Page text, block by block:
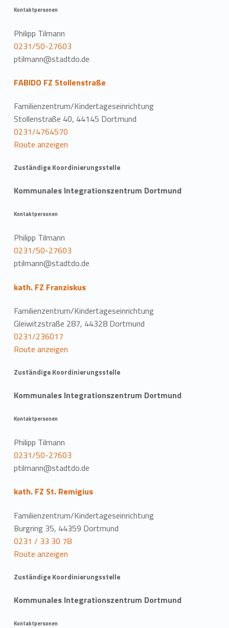
Kontaktpersonen
Philipp Tilmann
0231/50-27603
ptilmann@stadtdo.de
FABIDO FZ Stollenstraße
Familienzentrum/Kindertageseinrichtung
Stollenstraße 40, 44145 Dortmund
0231/4764570
Route anzeigen
Zuständige Koordinierungsstelle
Kommunales Integrationszentrum Dortmund
Kontaktpersonen
Philipp Tilmann
0231/50-27603
ptilmann@stadtdo.de
kath. FZ Franziskus
Familienzentrum/Kindertageseinrichtung
Gleiwitzstraße 287, 44328 Dortmund
0231/236017
Route anzeigen
Zuständige Koordinierungsstelle
Kommunales Integrationszentrum Dortmund
Kontaktpersonen
Philipp Tilmann
0231/50-27603
ptilmann@stadtdo.de
kath. FZ St. Remigius
Familienzentrum/Kindertageseinrichtung
Burgring 35, 44359 Dortmund
0231 / 33 30 78
Route anzeigen
Zuständige Koordinierungsstelle
Kommunales Integrationszentrum Dortmund
Kontaktpersonen